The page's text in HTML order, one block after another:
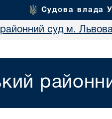
Судова влада
районний суд м.